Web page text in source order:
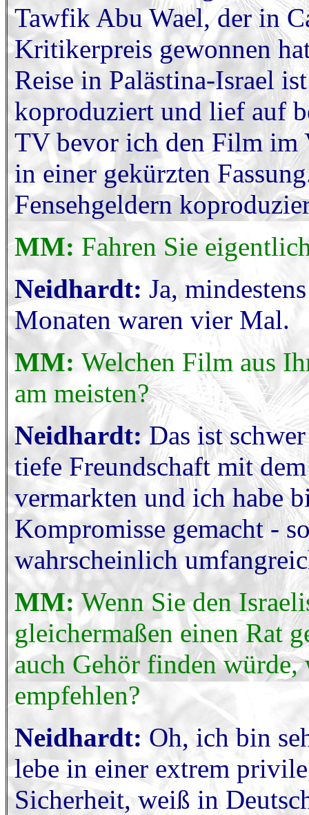
Tawfik Abu Wael, der in
Kritikerpreis gewonnen
Reise in Palästina-Israel
koproduziert und lief auf
TV bevor ich den Film im
in einer gekürzten
Fensehgeldern
MM: Fahren Sie
Neidhardt: Ja,
Monaten waren vier Mal.
MM: Welchen Film aus
am meisten?
Neidhardt:Das ist
tiefe Freundschaft mit
vermarkten und ich habe
Kompromisse gemacht -
wahrscheinlich
MM:Wenn Sie den
gleichermaßen einen Rat
auch Gehör finden würde,
empfehlen?
Neidhardt: Oh, ich bin
lebe in einer extrem
Sicherheit, weiß in